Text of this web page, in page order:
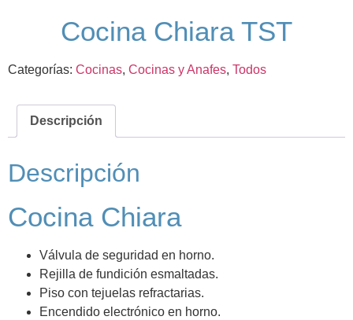
Cocina Chiara TST
Categorías: Cocinas, Cocinas y Anafes, Todos
Descripción
Descripción
Cocina Chiara
Válvula de seguridad en horno.
Rejilla de fundición esmaltadas.
Piso con tejuelas refractarias.
Encendido electrónico en horno.